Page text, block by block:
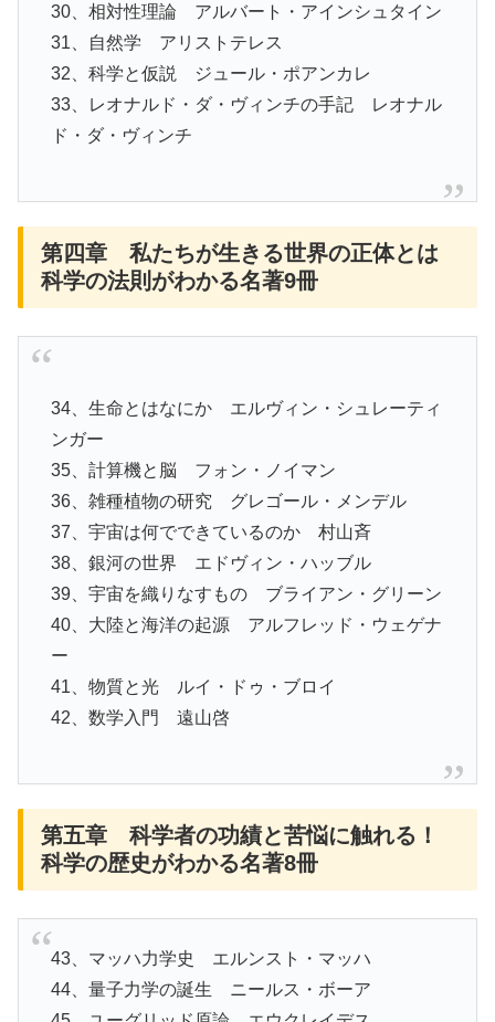
30、相対性理論 アルバート・アインシュタイン
31、自然学 アリストテレス
32、科学と仮説 ジュール・ポアンカレ
33、レオナルド・ダ・ヴィンチの手記 レオナル
ド・ダ・ヴィンチ
第四章 私たちが生きる世界の正体とは
科学の法則がわかる名著9冊
34、生命とはなにか エルヴィン・シュレーティ
ンガー
35、計算機と脳 フォン・ノイマン
36、雑種植物の研究 グレゴール・メンデル
37、宇宙は何でできているのか 村山斉
38、銀河の世界 エドヴィン・ハッブル
39、宇宙を織りなすもの ブライアン・グリーン
40、大陸と海洋の起源 アルフレッド・ウェゲナ
ー
41、物質と光 ルイ・ドゥ・ブロイ
42、数学入門 遠山啓
第五章 科学者の功績と苦悩に触れる！
科学の歴史がわかる名著8冊
43、マッハ力学史 エルンスト・マッハ
44、量子力学の誕生 ニールス・ボーア